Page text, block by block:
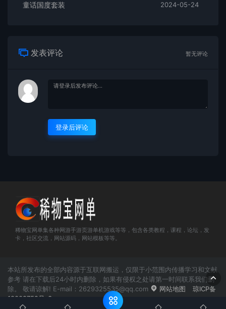
童话国度套装 2024-05-24
发表评论 暂无评论
登录后评论
稀物宝网单集各种网游手游页游单机游戏等等，包含各类教程，课程，论坛，发
卡，社区交流，网站源码，网站模板等等。
本站所发布的全部内容源于互联网搬运，仅限于小范围内传播学习和文献
参考 请在下载后24小时内删除，如果有侵权之处请第一时间联系我们删
除。 敬请谅解! E-mail：2629325535@qq.com
网站地图
琼ICP备
19002752号-3